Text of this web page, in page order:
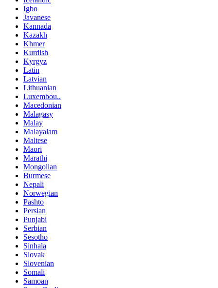
Igbo
Javanese
Kannada
Kazakh
Khmer
Kurdish
Kyrgyz
Latin
Latvian
Lithuanian
Luxembou..
Macedonian
Malagasy
Malay
Malayalam
Maltese
Maori
Marathi
Mongolian
Burmese
Nepali
Norwegian
Pashto
Persian
Punjabi
Serbian
Sesotho
Sinhala
Slovak
Slovenian
Somali
Samoan